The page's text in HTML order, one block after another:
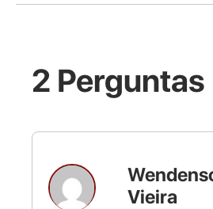
2 Perguntas
Vieira